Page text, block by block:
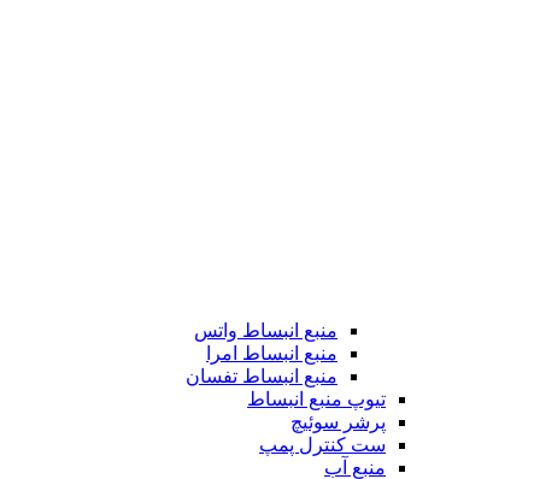
منبع انبساط واتس
منبع انبساط امرا
منبع انبساط تفسان
تیوپ منبع انبساط
پرشر سوئیچ
ست کنترل پمپ
منبع آب